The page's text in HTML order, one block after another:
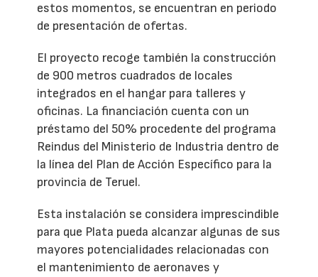
estos momentos, se encuentran en periodo
de presentación de ofertas.
El proyecto recoge también la construcción
de 900 metros cuadrados de locales
integrados en el hangar para talleres y
oficinas. La financiación cuenta con un
préstamo del 50% procedente del programa
Reindus del Ministerio de Industria dentro de
la línea del Plan de Acción Específico para la
provincia de Teruel.
Esta instalación se considera imprescindible
para que Plata pueda alcanzar algunas de sus
mayores potencialidades relacionadas con
el mantenimiento de aeronaves y